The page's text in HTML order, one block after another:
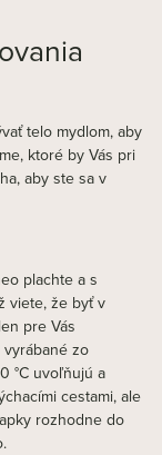
telo mydlom, aby
ktoré by Vás pri
aby ste sa v
plachte a s
viete, že byť v
pre Vás
zo
°C uvoľňujú a
cestami, ale
rozhodne do